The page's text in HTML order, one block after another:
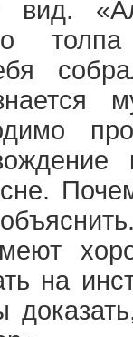
вид.
на